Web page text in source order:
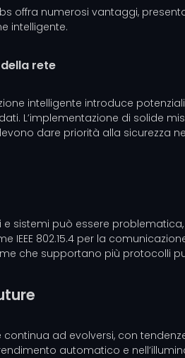
offra numerosi vantaggi,
intelligente.
rete
intelligente introduce
L’implementazione di solide
dare priorità alla sicurezza
e sistemi può essere
IEEE 802.15.4 per la
che supportano più protocolli
continua ad evolversi, con
automatico e